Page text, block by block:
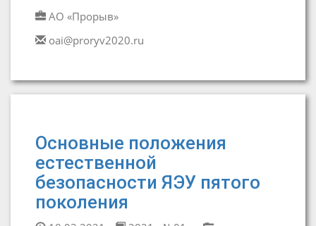
АО «Прорыв»
oai@proryv2020.ru
Основные положения
естественной
безопасности ЯЭУ пятого
поколения